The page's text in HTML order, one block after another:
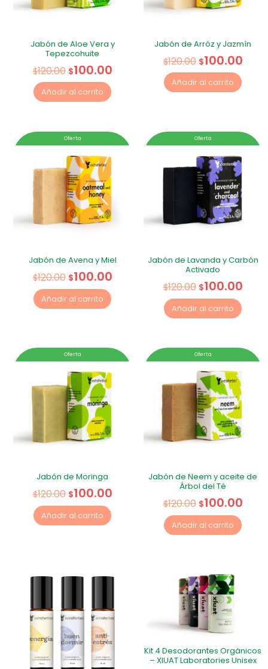
Jabón de Aloe Vera y
Tepezcohuite
$120.00 $100.00
Añadir al carrito
Jabón de Arróz y Jazmín
$120.00 $100.00
Añadir al carrito
Oferta
Jabón de Avena y Miel
$120.00 $100.00
Añadir al carrito
Oferta
Jabón de Lavanda y Carbón
Activado
$120.00 $100.00
Añadir al carrito
Oferta
Jabón de Moringa
$120.00 $100.00
Añadir al carrito
Oferta
Jabón de Neem y aceite de
Árbol del Té
$120.00 $100.00
Añadir al carrito
Kit 4 Desodorantes Orgánicos
– XIUAT Laboratories Unisex